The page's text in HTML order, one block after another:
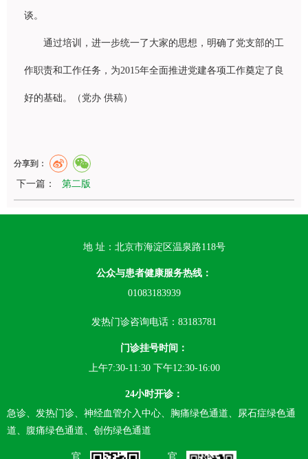
谈。
通过培训，进一步统一了大家的思想，明确了党支部的工
作职责和工作任务，为2015年全面推进党建各项工作奠定了良
好的基础。（党办 供稿）
分享到：
下一篇： 第二版
地 址：北京市海淀区温泉路118号
公众与患者健康服务热线：
01083183939
发热门诊咨询电话：83183781
门诊挂号时间：
上午7:30-11:30 下午12:30-16:00
24小时开诊：
急诊、发热门诊、神经血管介入中心、胸痛绿色通道、尿石症绿色通
道、腹痛绿色通道、创伤绿色通道
官 官